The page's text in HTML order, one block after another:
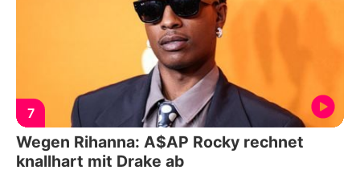
7
Wegen Rihanna: A$AP Rocky rechnet
knallhart mit Drake ab